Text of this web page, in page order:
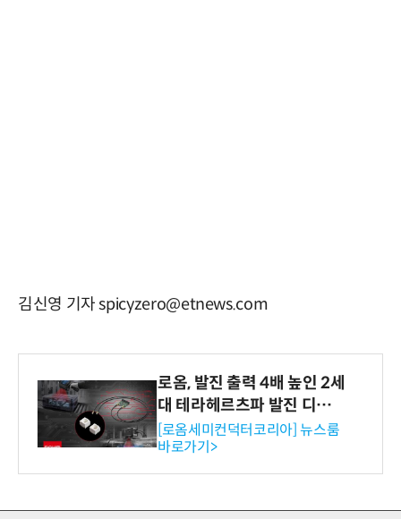
김신영 기자 spicyzero@etnews.com
로옴, 발진 출력 4배 높인 2세
대 테라헤르츠파 발진 디바이
스 개발
[로옴세미컨덕터코리아] 뉴스룸
바로가기>